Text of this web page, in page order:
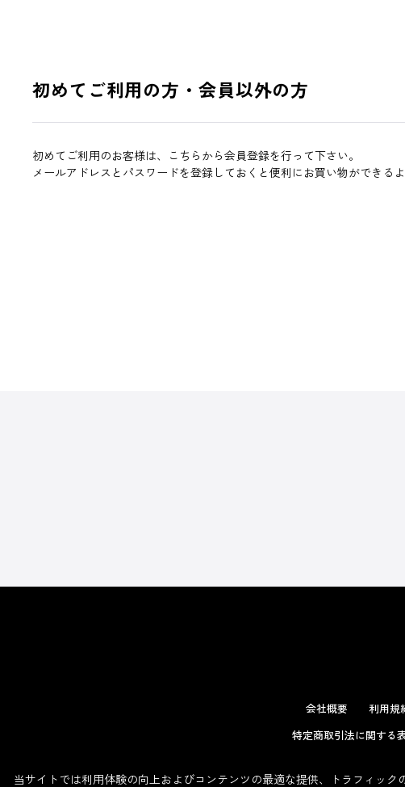
初めてご利用の方・会員以外の方
初めてご利用のお客様は、こちらから会員登録を行って下さい。
メールアドレスとパスワードを登録しておくと便利にお買い物ができるよ
会社概要 利用規
特定商取引法に関する
当サイトでは利用体験の向上およびコンテンツの最適な提供、トラフィック